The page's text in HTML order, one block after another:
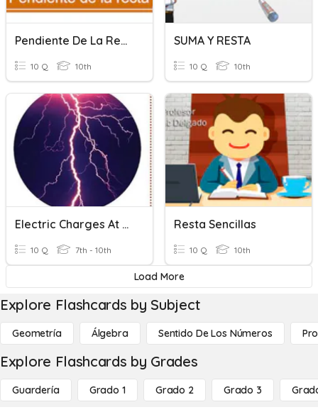
Pendiente De La Recta
10 Q 10th
SUMA Y RESTA
10 Q 10th
Electric Charges At Rest
10 Q 7th - 10th
Resta Sencillas
10 Q 10th
Load More
Explore Flashcards by Subject
Geometría Álgebra Sentido De Los Números
Explore Flashcards by Grades
Guardería Grado 1 Grado 2 Grado 3